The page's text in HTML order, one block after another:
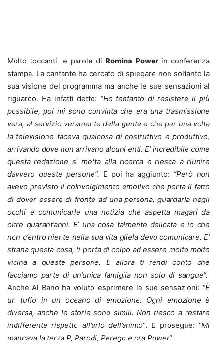
Molto toccanti le parole di Romina Power in conferenza
stampa. La cantante ha cercato di spiegare non soltanto la
sua visione del programma ma anche le sue sensazioni al
riguardo. Ha infatti detto: “Ho tentanto di resistere il più
possibile, poi mi sono convinta che era una trasmissione
vera, al servizio veramente della gente e che per una volta
la televisione faceva qualcosa di costruttivo e produttivo,
arrivando dove non arrivano alcuni enti. E’ incredibile come
questa redazione si metta alla ricerca e riesca a riunire
davvero queste persone”. E poi ha aggiunto: “Però non
avevo previsto il coinvolgimento emotivo che porta il fatto
di dover essere di fronte ad una persona, guardarla negli
occhi e comunicarle una notizia che aspetta magari da
oltre quarant’anni. E’ una cosa talmente delicata e io che
non c’entro niente nella sua vita gliela devo comunicare. E’
strana questa cosa, ti porta di colpo ad essere molto molto
vicina a queste persone. E allora ti rendi conto che
facciamo parte di un’unica famiglia non solo di sangue”.
Anche Al Bano ha voluto esprimere le sue sensazioni: “È
un tuffo in un oceano di emozione. Ogni emozione è
diversa, anche le storie sono simili. Non riesco a restare
indifferente rispetto all’urlo dell’animo“. E prosegue: “Mi
mancava la terza P, Parodi, Perego e ora Power“.